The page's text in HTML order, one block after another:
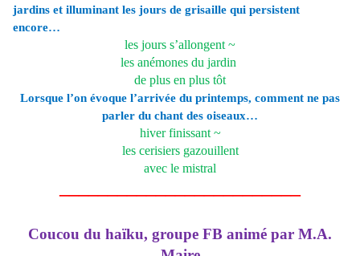
jardins et illuminant les jours de grisaille qui persistent
encore…
les jours s’allongent ~
les anémones du jardin
de plus en plus tôt
Lorsque l’on évoque l’arrivée du printemps, comment ne pas
parler du chant des oiseaux…
hiver finissant ~
les cerisiers gazouillent
avec le mistral
Coucou du haïku, groupe FB animé par M.A.